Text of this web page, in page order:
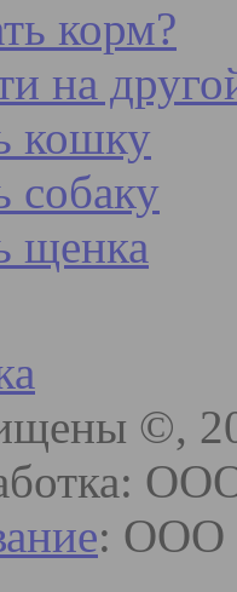
корм?
на
кошку
собаку
щенка
©,
: ООО